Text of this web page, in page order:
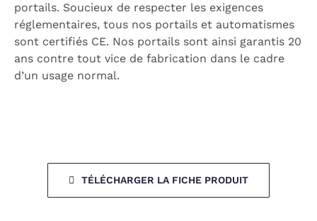
portails. Soucieux de respecter les exigences
réglementaires, tous nos portails et automatismes
sont certifiés CE. Nos portails sont ainsi garantis 20
ans contre tout vice de fabrication dans le cadre
d’un usage normal.
TÉLÉCHARGER LA FICHE PRODUIT